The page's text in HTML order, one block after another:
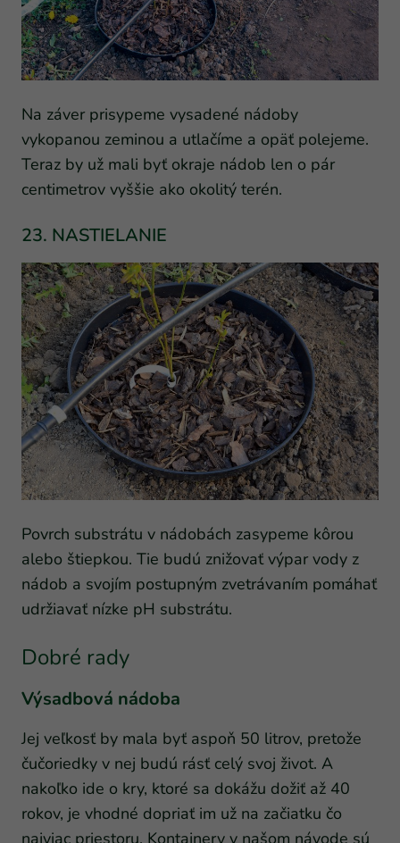
Na záver prisypeme vysadené nádoby
vykopanou zeminou a utlačíme a opäť polejeme.
Teraz by už mali byť okraje nádob len o pár
centimetrov vyššie ako okolitý terén.
23. NASTIELANIE
Povrch substrátu v nádobách zasypeme kôrou
alebo štiepkou. Tie budú znižovať výpar vody z
nádob a svojím postupným zvetrávaním pomáhať
udržiavať nízke pH substrátu.
Dobré rady
Výsadbová nádoba
Jej veľkosť by mala byť aspoň 50 litrov, pretože
čučoriedky v nej budú rásť celý svoj život. A
nakoľko ide o kry, ktoré sa dokážu dožiť až 40
rokov, je vhodné dopriať im už na začiatku čo